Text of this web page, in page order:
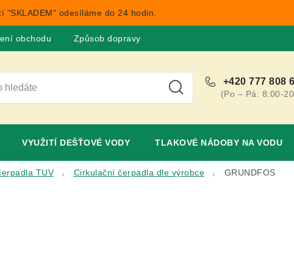
"SKLADEM" odesíláme do 24 hodin.
obchodu Způsob dopravy
+420 777 808
(Po – Pá: 8:00-
VYUŽITÍ DEŠŤOVÉ VODY TLAKOVÉ NÁDOBY NA VODU
TUV Cirkulační čerpadla dle výrobce GRUNDFOS